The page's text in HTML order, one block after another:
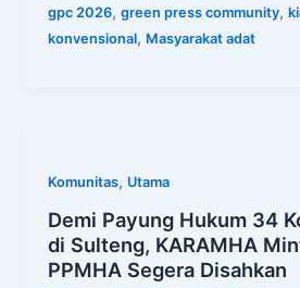
gpc 2026,green press community,
konvensional, Masyarakat adat
Komunitas, Utama
Demi Payung Hukum 34
di Sulteng, KARAMHA
PPMHA Segera Disahkan